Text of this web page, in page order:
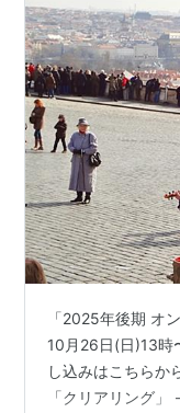
「2025年後期 オ
10月26日(日)13時
し込みはこちら
「クリアリング